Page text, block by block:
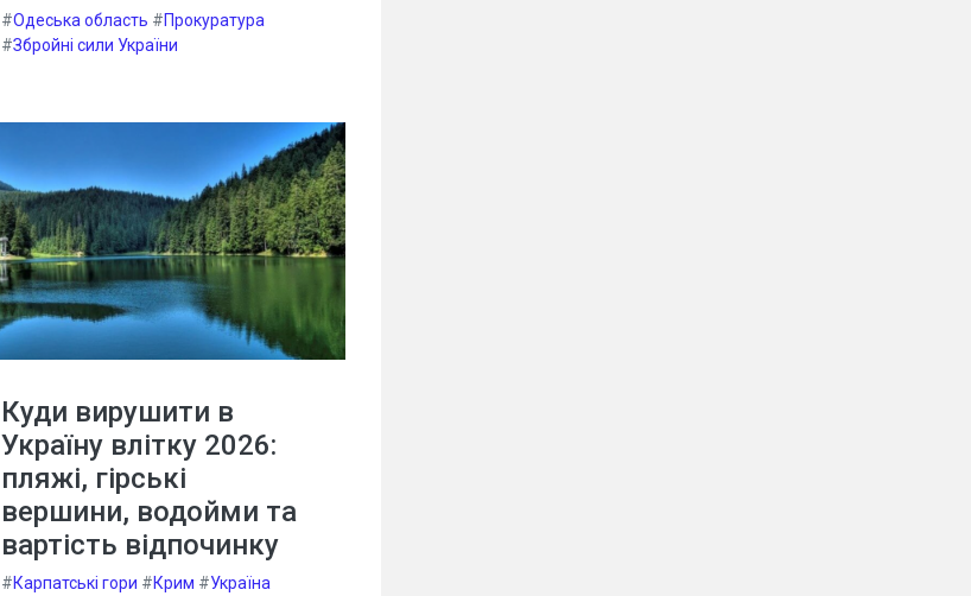
#Одеська область #Прокуратура
#Збройні сили України
Куди вирушити в
Україну влітку 2026:
пляжі, гірські
вершини, водойми та
вартість відпочинку
#Карпатські гори #Крим #Україна